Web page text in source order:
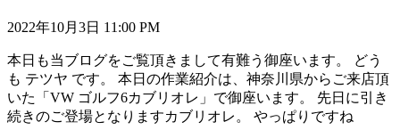
2022年10月3日 11:00 PM
本日も当ブログをご覧頂きまして有難う御座います。 どう
も テツヤ です。 本日の作業紹介は、神奈川県からご来店頂
いた「VW ゴルフ6カブリオレ」で御座います。 先日に引き
続きのご登場となりますカブリオレ。 やっぱりですね